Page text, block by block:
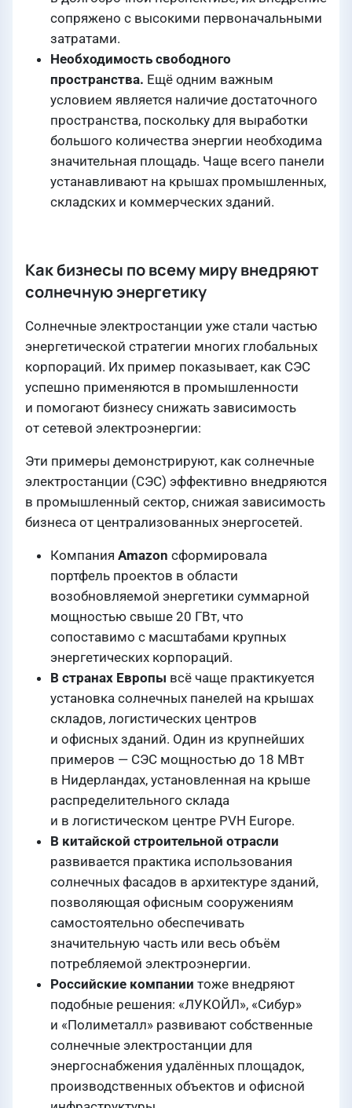
сопряжено с высокими первоначальными
затратами.
Необходимость свободного
пространства. Ещё одним важным
условием является наличие достаточного
пространства, поскольку для выработки
большого количества энергии необходима
значительная площадь. Чаще всего панели
устанавливают на крышах промышленных,
складских и коммерческих зданий.
Как бизнесы по всему миру внедряют
солнечную энергетику
Солнечные электростанции уже стали частью
энергетической стратегии многих глобальных
корпораций. Их пример показывает, как СЭС
успешно применяются в промышленности
и помогают бизнесу снижать зависимость
от сетевой электроэнергии:
Эти примеры демонстрируют, как солнечные
электростанции (СЭС) эффективно внедряются
в промышленный сектор, снижая зависимость
бизнеса от централизованных энергосетей.
Компания Amazon сформировала
портфель проектов в области
возобновляемой энергетики суммарной
мощностью свыше 20 ГВт, что
сопоставимо с масштабами крупных
энергетических корпораций.
В странах Европы всё чаще практикуется
установка солнечных панелей на крышах
складов, логистических центров
и офисных зданий. Один из крупнейших
примеров — СЭС мощностью до 18 МВт
в Нидерландах, установленная на крыше
распределительного склада
и в логистическом центре PVH Europe.
В китайской строительной отрасли
развивается практика использования
солнечных фасадов в архитектуре зданий,
позволяющая офисным сооружениям
самостоятельно обеспечивать
значительную часть или весь объём
потребляемой электроэнергии.
Российские компании тоже внедряют
подобные решения: «ЛУКОЙЛ», «Сибур»
и «Полиметалл» развивают собственные
солнечные электростанции для
энергоснабжения удалённых площадок,
производственных объектов и офисной